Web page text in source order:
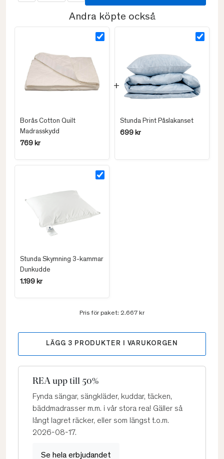
Andra köpte också
Borås Cotton Quilt
Madrasskydd
769 kr
Stunda Print Påslakanset
699 kr
Stunda Skymning 3-kammar
Dunkudde
1.199 kr
Pris för paket: 2.667 kr
LÄGG 3 PRODUKTER I VARUKORGEN
REA upp till 50%
Fynda sängar, sängkläder, kuddar, täcken,
bäddmadrasser m.m. i vår stora rea! Gäller så
långt lagret räcker, eller som längst t.o.m.
2026-08-17.
Se hela erbjudandet